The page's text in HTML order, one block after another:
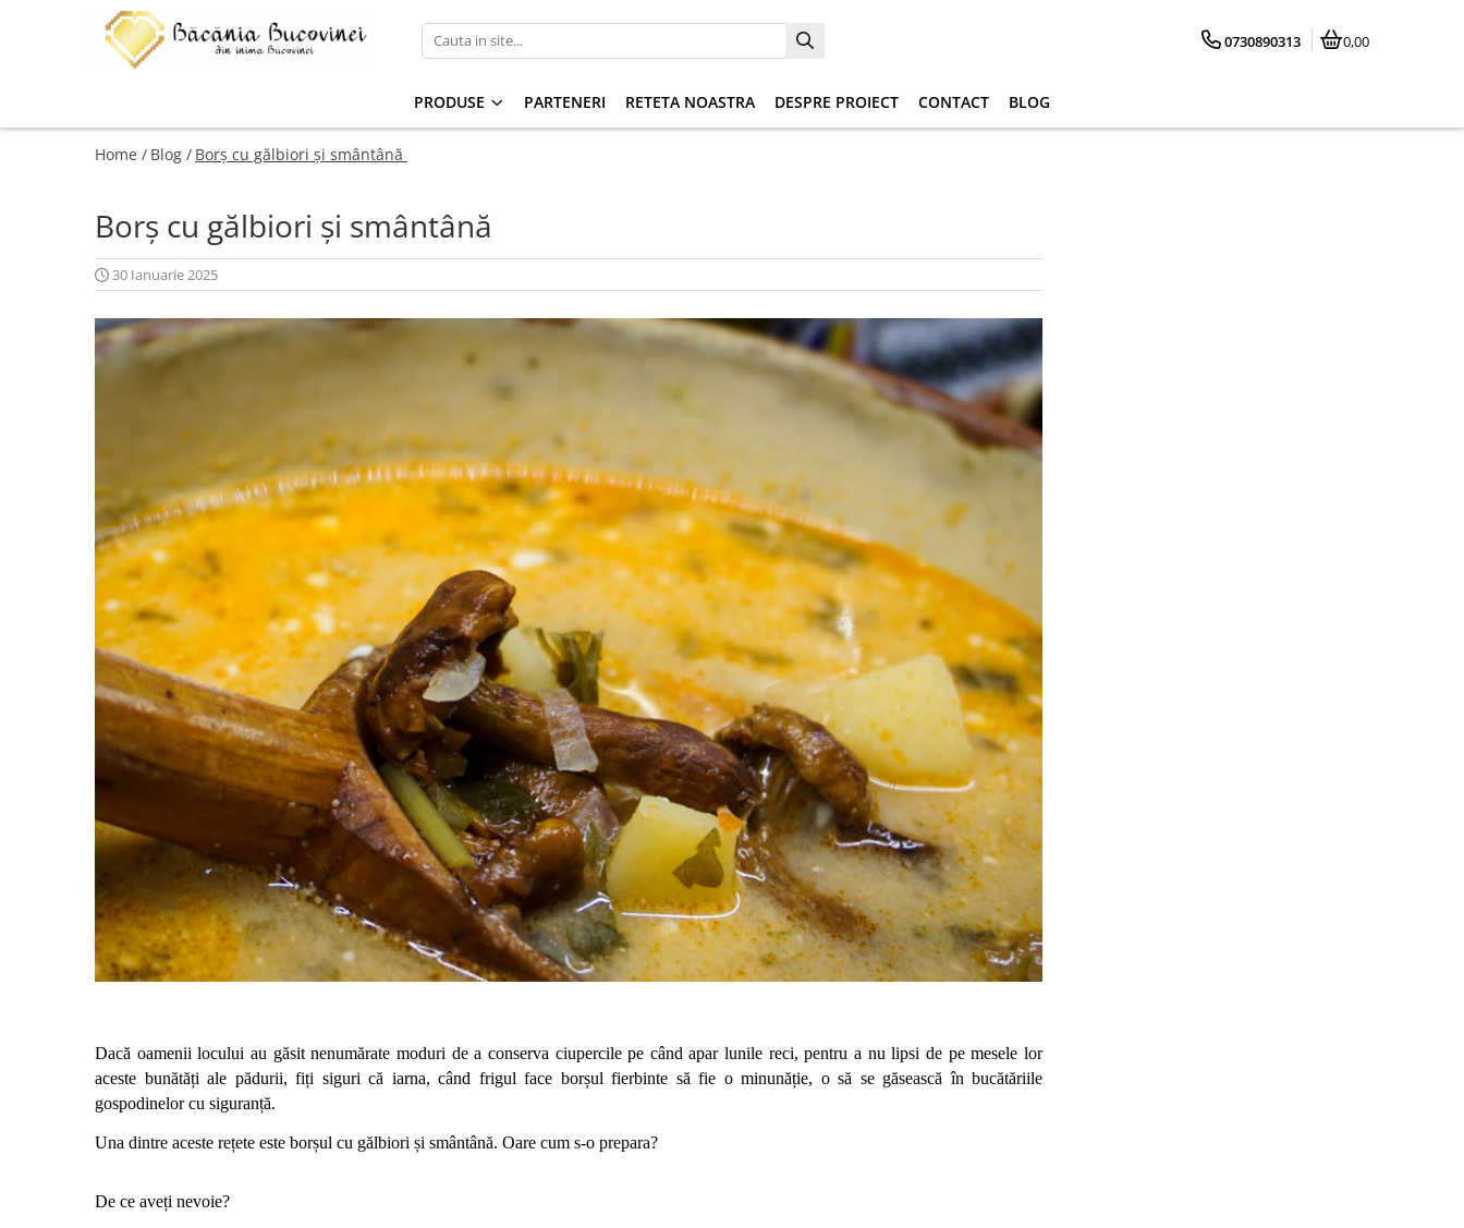
0730890313 0,00
PRODUSE PARTENERI RETETA NOASTRA DESPRE PROIECT CONTACT BLOG
Home / Blog / Borș cu gălbiori și smântână
Borș cu gălbiori și smântână
30 Ianuarie 2025
Dacă oamenii locului au găsit nenumărate moduri de a conserva ciupercile pe când apar lunile reci, pentru a nu lipsi de pe mesele lor
aceste bunătăți ale pădurii, fiți siguri că iarna, când frigul face borșul fierbinte să fie o minunăție, o să se găsească în bucătăriile
gospodinelor cu siguranță.
Una dintre aceste rețete este borșul cu gălbiori și smântână. Oare cum s-o prepara?
De ce aveți nevoie?